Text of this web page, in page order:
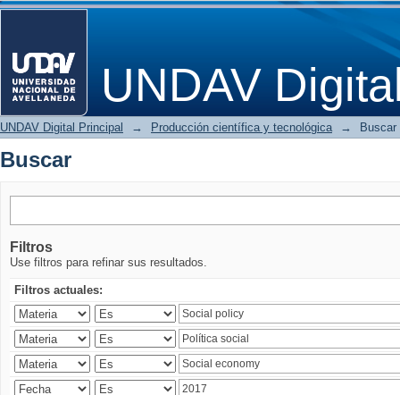
UNDAV
Buscar
UNDAV Digital Principal → Producción científica y tecnológica → Buscar
Buscar
Filtros
Use filtros para refinar sus resultados.
Filtros actuales: